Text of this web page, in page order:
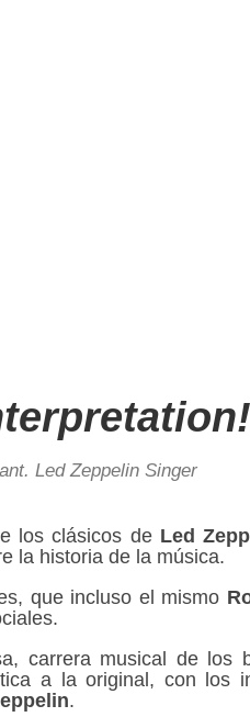
Led Zeppelin Singer
los clásicos de Led
la historia de la música.
que incluso el mismo
carrera musical de
a la original, con los
.